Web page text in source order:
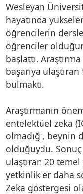
Wesleyan
hayatında
öğrencilerin
öğrenciler
başlattı.
başarıya
bulmaktı.
Araştırmanın
entelektüel zeka
olmadığı, beynin
olduğuydu. Sonuç
ulaştıran 20
yetkinlikler daha
Zeka göstergesi